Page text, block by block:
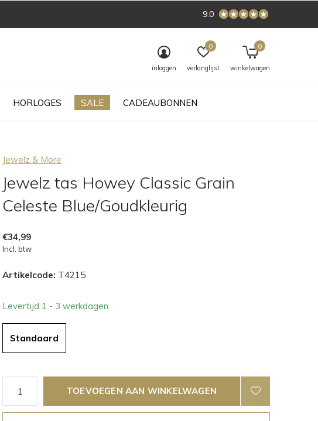
HORLOGES SALE CADEAUBONNEN
inloggen verlanglijst
0
winkelwagen
0
9.0
Jewelz & More
Jewelz tas Howey Classic Grain
Celeste Blue/Goudkleurig
€34,99
Incl. btw
Artikelcode: T4215
Levertijd 1 - 3 werkdagen
Standaard
TOEVOEGEN AAN WINKELWAGEN